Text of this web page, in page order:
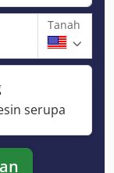
Tanah
serupa